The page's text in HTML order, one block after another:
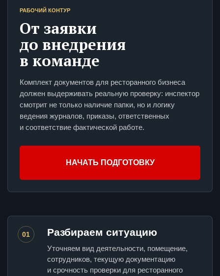
РАБОЧИЙ КОНТУР
От заявки
до внедрения
в команде
Комплект документов для ресторанного бизнеса
должен выдерживать реальную проверку: инспектор
смотрит не только наличие папки, но и логику
ведения журналов, приказы, ответственных
и соответствие фактической работе.
НАЧАТЬ ПОДГОТОВКУ
01 Разбираем ситуацию
Уточняем вид деятельности, помещение,
сотрудников, текущую документацию
и срочность проверки для ресторанного